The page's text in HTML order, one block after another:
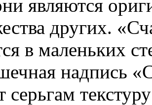
являются
других.
в маленьких
надпись
серьгам